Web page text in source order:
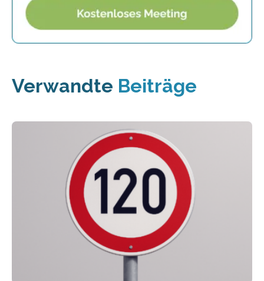
Verwandte Beiträge